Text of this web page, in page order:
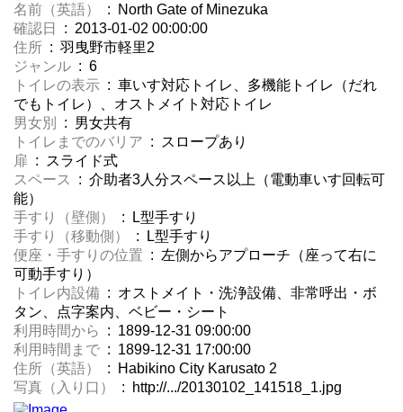
名前（英語）
: North Gate of Minezuka
確認日
: 2013-01-02 00:00:00
住所 : 羽曳野市軽里2
ジャンル : 6
トイレの表示 : 車いす対応トイレ、多機能トイレ（だれ
でもトイレ）、オストメイト対応トイレ
男女別
: 男女共有
トイレまでのバリア : スロープあり
扉 : スライド式
スペース
: 介助者3人分スペース以上（電動車いす回転可
能）
手すり（壁側）
: L型手すり
手すり（移動側）
: L型手すり
便座・手すりの位置 : 左側からアプローチ（座って右に
可動手すり）
トイレ内設備 : オストメイト・洗浄設備、非常呼出・ボ
タン、点字案内、ベビー・シート
利用時間から
: 1899-12-31 09:00:00
利用時間まで : 1899-12-31 17:00:00
住所（英語）
: Habikino City Karusato 2
写真（入り口）
: http://.../20130102_141518_1.jpg